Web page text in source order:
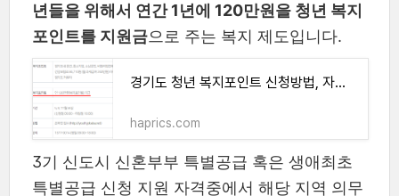
년들을 위해서 연간 1년에 120만원을 청년 복지
포인트를 지원금으로 주는 복지 제도입니다.
경기도 청년 복지포인트 신청방법, 자격, 기간
haprics.com
3기 신도시 신혼부부 특별공급 혹은 생애최초
특별공급 신청 지원 자격중에서 해당 지역 의무